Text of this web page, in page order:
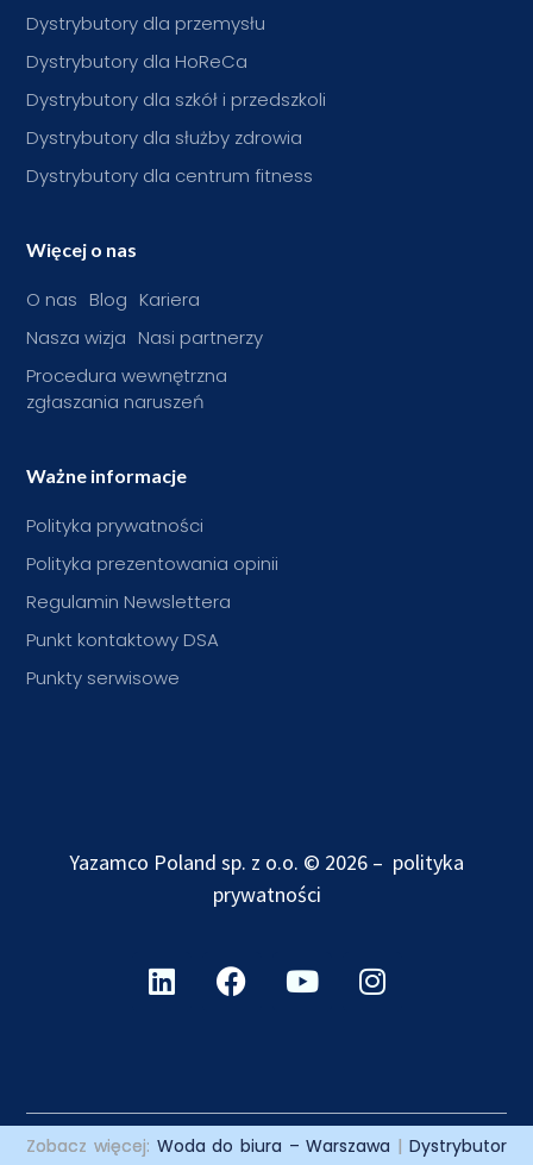
Dystrybutory dla przemysłu
Dystrybutory dla HoReCa
Dystrybutory dla szkół i przedszkoli
Dystrybutory dla służby zdrowia
Dystrybutory dla centrum fitness
Więcej o nas
O nas Blog Kariera
Nasza wizja Nasi partnerzy
Procedura wewnętrzna
zgłaszania naruszeń
Ważne informacje
Polityka prywatności
Polityka prezentowania opinii
Regulamin Newslettera
Punkt kontaktowy DSA
Punkty serwisowe
Yazamco Poland sp. z o.o. © 2026 – polityka
prywatności
Zobacz więcej: Woda do biura – Warszawa | Dystrybutor